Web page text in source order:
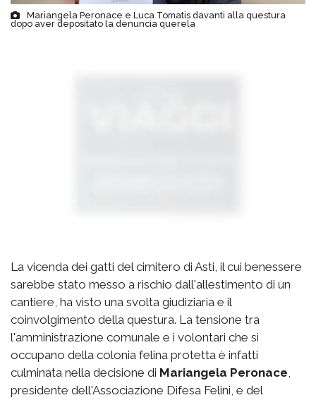
Mariangela Peronace e Luca Tomatis davanti alla questura
dopo aver depositato la denuncia querela
La vicenda dei gatti del cimitero di Asti, il cui benessere
sarebbe stato messo a rischio dall'allestimento di un
cantiere, ha visto una svolta giudiziaria e il
coinvolgimento della questura. La tensione tra
l'amministrazione comunale e i volontari che si
occupano della colonia felina protetta è infatti
culminata nella decisione di Mariangela Peronace,
presidente dell'Associazione Difesa Felini, e del